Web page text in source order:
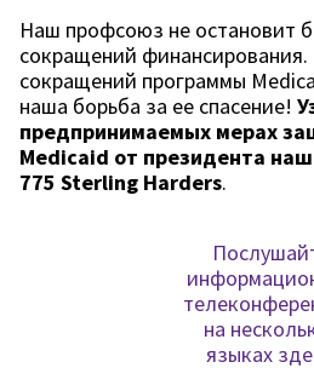
Наш профсоюз не остановит
сокращений финансирования.
сокращений программы
наша борьба за ее спасение!
предпринимаемых мерах
Medicaid от президента
775 Sterling Harders.
на
языках